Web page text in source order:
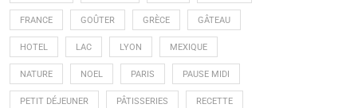
FRANCE GOÛTER GRÈCE GÂTEAU
HOTEL LAC LYON MEXIQUE
NATURE NOEL PARIS PAUSE MIDI
PETIT DÉJEUNER PÂTISSERIES RECETTE